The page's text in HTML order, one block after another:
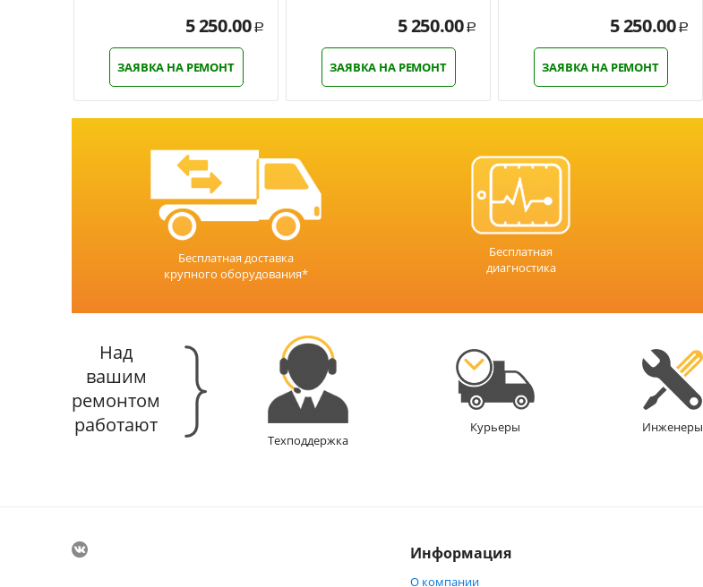
5 250.00 Р
ЗАЯВКА НА РЕМОНТ
5 250.00 Р
ЗАЯВКА НА РЕМОНТ
5 250.00 Р
ЗАЯВКА НА РЕМОНТ
Бесплатная доставка
крупного оборудования*
Бесплатная
диагностика
Над
вашим
ремонтом
работают
Техподдержка
Курьеры Инженеры
Информация
О компании